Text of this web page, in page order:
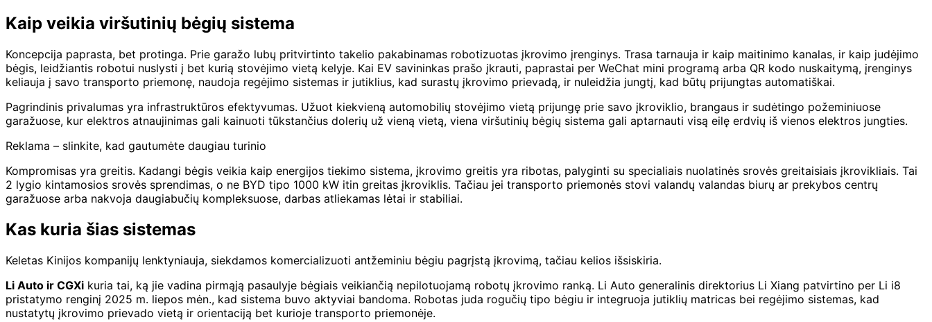
Kaip veikia viršutinių bėgių sistema
Koncepcija paprasta, bet protinga. Prie garažo lubų pritvirtinto takelio pakabinamas robotizuotas įkrovimo įrenginys. Trasa tarnauja ir kaip maitinimo kanalas, ir kaip judėjimo
bėgis, leidžiantis robotui nuslysti į bet kurią stovėjimo vietą kelyje. Kai EV savininkas prašo įkrauti, paprastai per WeChat mini programą arba QR kodo nuskaitymą, įrenginys
keliauja į savo transporto priemonę, naudoja regėjimo sistemas ir jutiklius, kad surastų įkrovimo prievadą, ir nuleidžia jungtį, kad būtų prijungtas automatiškai.
Pagrindinis privalumas yra infrastruktūros efektyvumas. Užuot kiekvieną automobilių stovėjimo vietą prijungę prie savo įkroviklio, brangaus ir sudėtingo požeminiuose
garažuose, kur elektros atnaujinimas gali kainuoti tūkstančius dolerių už vieną vietą, viena viršutinių bėgių sistema gali aptarnauti visą eilę erdvių iš vienos elektros jungties.
Reklama – slinkite, kad gautumėte daugiau turinio
Kompromisas yra greitis. Kadangi bėgis veikia kaip energijos tiekimo sistema, įkrovimo greitis yra ribotas, palyginti su specialiais nuolatinės srovės greitaisiais įkrovikliais. Tai
2 lygio kintamosios srovės sprendimas, o ne BYD tipo 1000 kW itin greitas įkroviklis. Tačiau jei transporto priemonės stovi valandų valandas biurų ar prekybos centrų
garažuose arba nakvoja daugiabučių kompleksuose, darbas atliekamas lėtai ir stabiliai.
Kas kuria šias sistemas
Keletas Kinijos kompanijų lenktyniauja, siekdamos komercializuoti antžeminiu bėgiu pagrįstą įkrovimą, tačiau kelios išsiskiria.
Li Auto ir CGXi kuria tai, ką jie vadina pirmąją pasaulyje bėgiais veikiančią nepilotuojamą robotų įkrovimo ranką. Li Auto generalinis direktorius Li Xiang patvirtino per Li i8
pristatymo renginį 2025 m. liepos mėn., kad sistema buvo aktyviai bandoma. Robotas juda rogučių tipo bėgiu ir integruoja jutiklių matricas bei regėjimo sistemas, kad
nustatytų įkrovimo prievado vietą ir orientaciją bet kurioje transporto priemonėje.